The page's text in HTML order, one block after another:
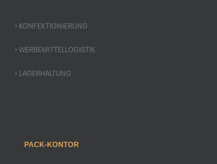
• KONFEKTIONIERUNG
• WERBEMITTELLOGISTIK
• LAGERHALTUNG
PACK-KONTOR